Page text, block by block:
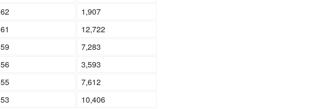
62
1,907
61
12,722
59
7,283
56
3,593
55
7,612
53
10,406